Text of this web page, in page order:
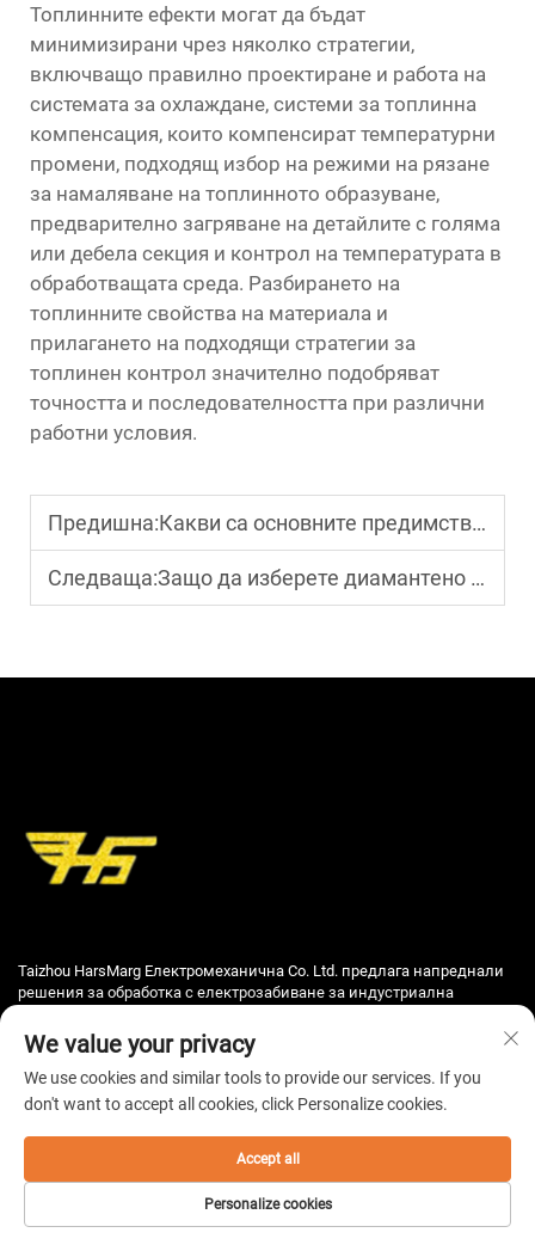
Топлинните ефекти могат да бъдат
минимизирани чрез няколко стратегии,
включващо правилно проектиране и работа на
системата за охлаждане, системи за топлинна
компенсация, които компенсират температурни
промени, подходящ избор на режими на рязане
за намаляване на топлинното образуване,
предварително загряване на детайлите с голяма
или дебела секция и контрол на температурата в
обработващата среда. Разбирането на
топлинните свойства на материала и
прилагането на подходящи стратегии за
топлинен контрол значително подобряват
точността и последователността при различни
работни условия.
Предишна:Какви са основните предимства на електроерозионната обработка?
Следваща:Защо да изберете диамантено режещо оборудване за твърди материали?
Taizhou HarsMarg Електромеханична Co. Ltd. предлага напреднали
решения за обработка с електрозабиване за индустриална
висока скорост и CNC машини за пробиване осигуряват висока
прецизност, надеждност и ефективност. Доверяван от клиенти по
света. Заявка за оферта днес.
Полезни връзки
We value your privacy
We use cookies and similar tools to provide our services. If you
don't want to accept all cookies, click Personalize cookies.
Personalize cookies
Accept all